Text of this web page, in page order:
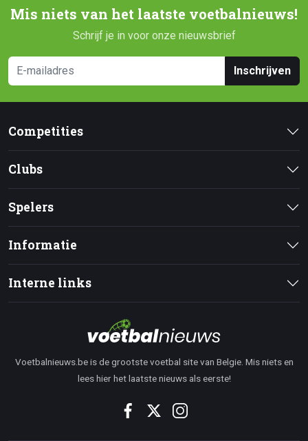
Mis niets van het laatste voetbalnieuws!
Schrijf je in voor onze nieuwsbrief
Inschrijven
Competities
Clubs
Spelers
Informatie
Interne links
Voetbalnieuws.be is de grootste voetbal site van Belgie. Mis niets en
lees hier het laatste nieuws als eerste!